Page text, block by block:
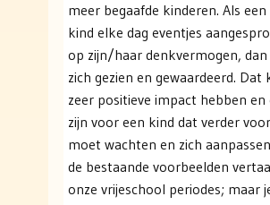
meer begaafde kinderen. Als een
kind elke dag eventjes
op zijn/haar denkvermogen,
zich gezien en gewaardeerd. Dat
zeer positieve impact hebben en
zijn voor een kind dat verder
moet wachten en zich
de bestaande voorbeelden
onze vrijeschool periodes; maar